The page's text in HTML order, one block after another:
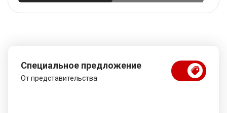
Специальное предложение
От представительства